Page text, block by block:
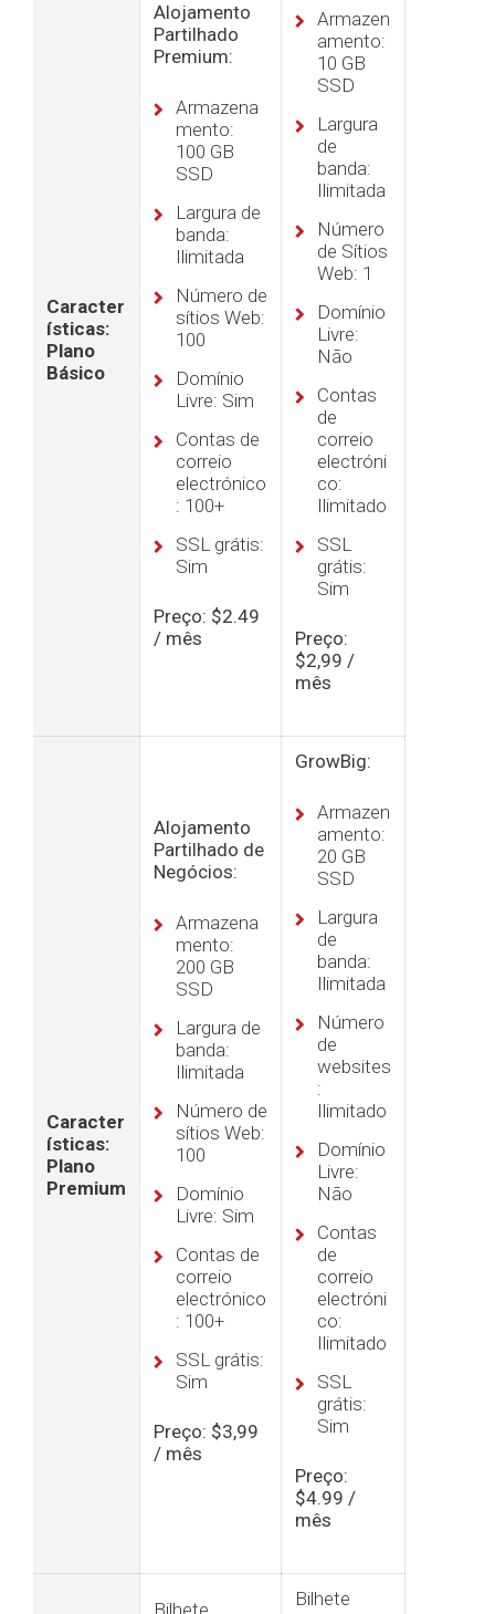
Caracter
ísticas:
Plano
Básico
Alojamento
Partilhado
Premium:
Armazena
mento:
100 GB
SSD
Largura de
banda:
Ilimitada
Número de
sítios Web:
100
Domínio
Livre: Sim
Contas de
correio
electrónico
: 100+
SSL grátis:
Sim
Preço: $2.49
/ mês
Armazen
amento:
10 GB
SSD
Largura
de
banda:
Ilimitada
Número
de Sítios
Web: 1
Domínio
Livre:
Não
Contas
de
correio
electróni
co:
Ilimitado
SSL
grátis:
Sim
Preço:
$2,99 /
mês
Caracter
ísticas:
Plano
Premium
Alojamento
Partilhado de
Negócios:
Armazena
mento:
200 GB
SSD
Largura de
banda:
Ilimitada
Número de
sítios Web:
100
Domínio
Livre: Sim
Contas de
correio
electrónico
: 100+
SSL grátis:
Sim
Preço: $3,99
/ mês
GrowBig:
Armazen
amento:
20 GB
SSD
Largura
de
banda:
Ilimitada
Número
de
websites
:
Ilimitado
Domínio
Livre:
Não
Contas
de
correio
electróni
co:
Ilimitado
SSL
grátis:
Sim
Preço:
$4.99 /
mês
Bilhete